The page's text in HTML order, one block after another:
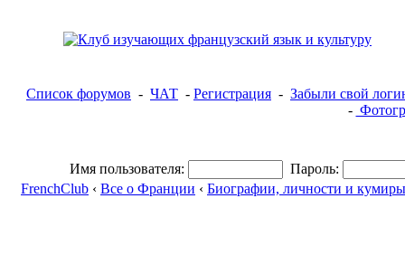
Список форумов - ЧАТ - Регистрация - Забыли свой
-
Имя пользователя:
Пароль:
FrenchClub ‹ Все о Франции ‹ Биографии, личности и кумиры